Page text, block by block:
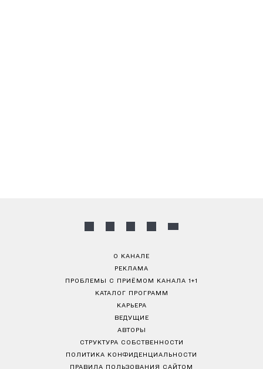
О КАНАЛЕ
РЕКЛАМА
ПРОБЛЕМЫ С ПРИЁМОМ КАНАЛА 1+1
КАТАЛОГ ПРОГРАММ
КАРЬЕРА
ВЕДУЩИЕ
АВТОРЫ
СТРУКТУРА СОБСТВЕННОСТИ
ПОЛИТИКА КОНФИДЕНЦИАЛЬНОСТИ
ПРАВИЛА ПОЛЬЗОВАНИЯ САЙТОМ